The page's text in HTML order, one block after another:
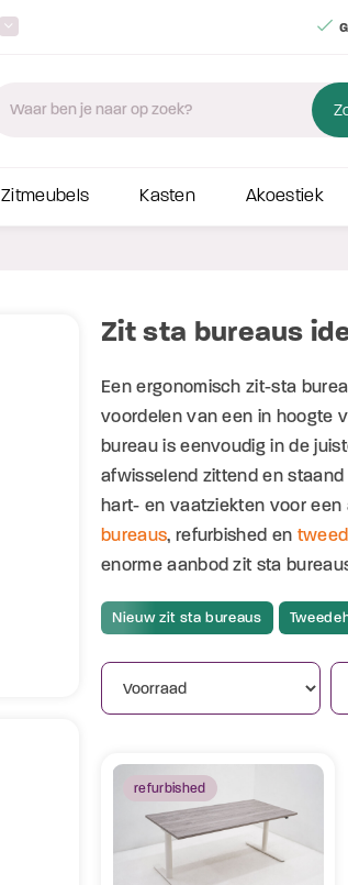
vanaf
Zitmeubels Kasten Akoestiek
Zit sta bureaus
Een ergonomisch zit-sta
voordelen van een in hoogte
bureau is eenvoudig in de
afwisselend zittend en
hart- en vaatziekten voor een
bureaus, refurbished en
enorme aanbod zit sta
Nieuw zit sta bureaus
refurbished